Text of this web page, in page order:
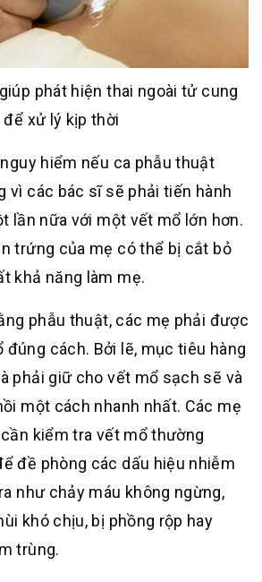
phát hiện thai ngoài tử cung
để xử lý kịp thời
hiểm nếu ca phẫu thuật
vì các bác sĩ sẽ phải tiến hành
lần nữa với một vết mổ lớn hơn.
trứng của mẹ có thể bị cắt bỏ
khả năng làm mẹ.
phẫu thuật, các mẹ phải được
cách. Bởi lẽ, mục tiêu hàng
phải giữ cho vết mổ sạch sẽ và
một cách nhanh nhất. Các mẹ
kiểm tra vết mổ thường
đề phòng các dấu hiệu nhiễm
như chảy máu không ngừng,
khó chịu, bị phồng rộp hay
trùng.